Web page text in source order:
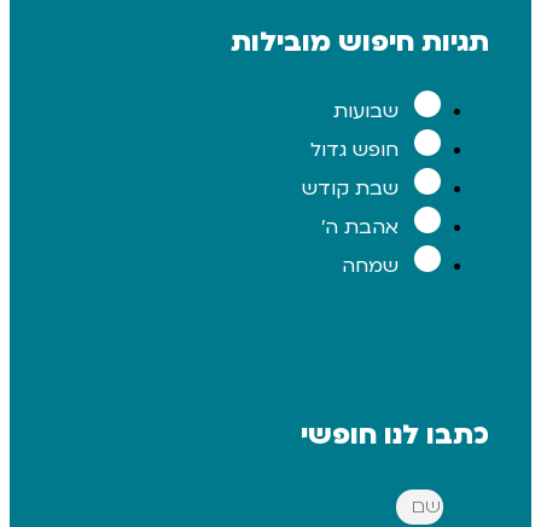
חיפוש מובילות
שבועות
חופש גדול
שבת קודש
אהבת ה'
שמחה
לנו חופשי